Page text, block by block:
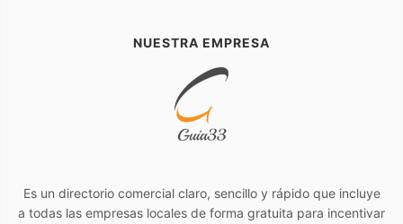
NUESTRA EMPRESA
Es un directorio comercial claro, sencillo y rápido que incluye
a todas las empresas locales de forma gratuita para incentivar